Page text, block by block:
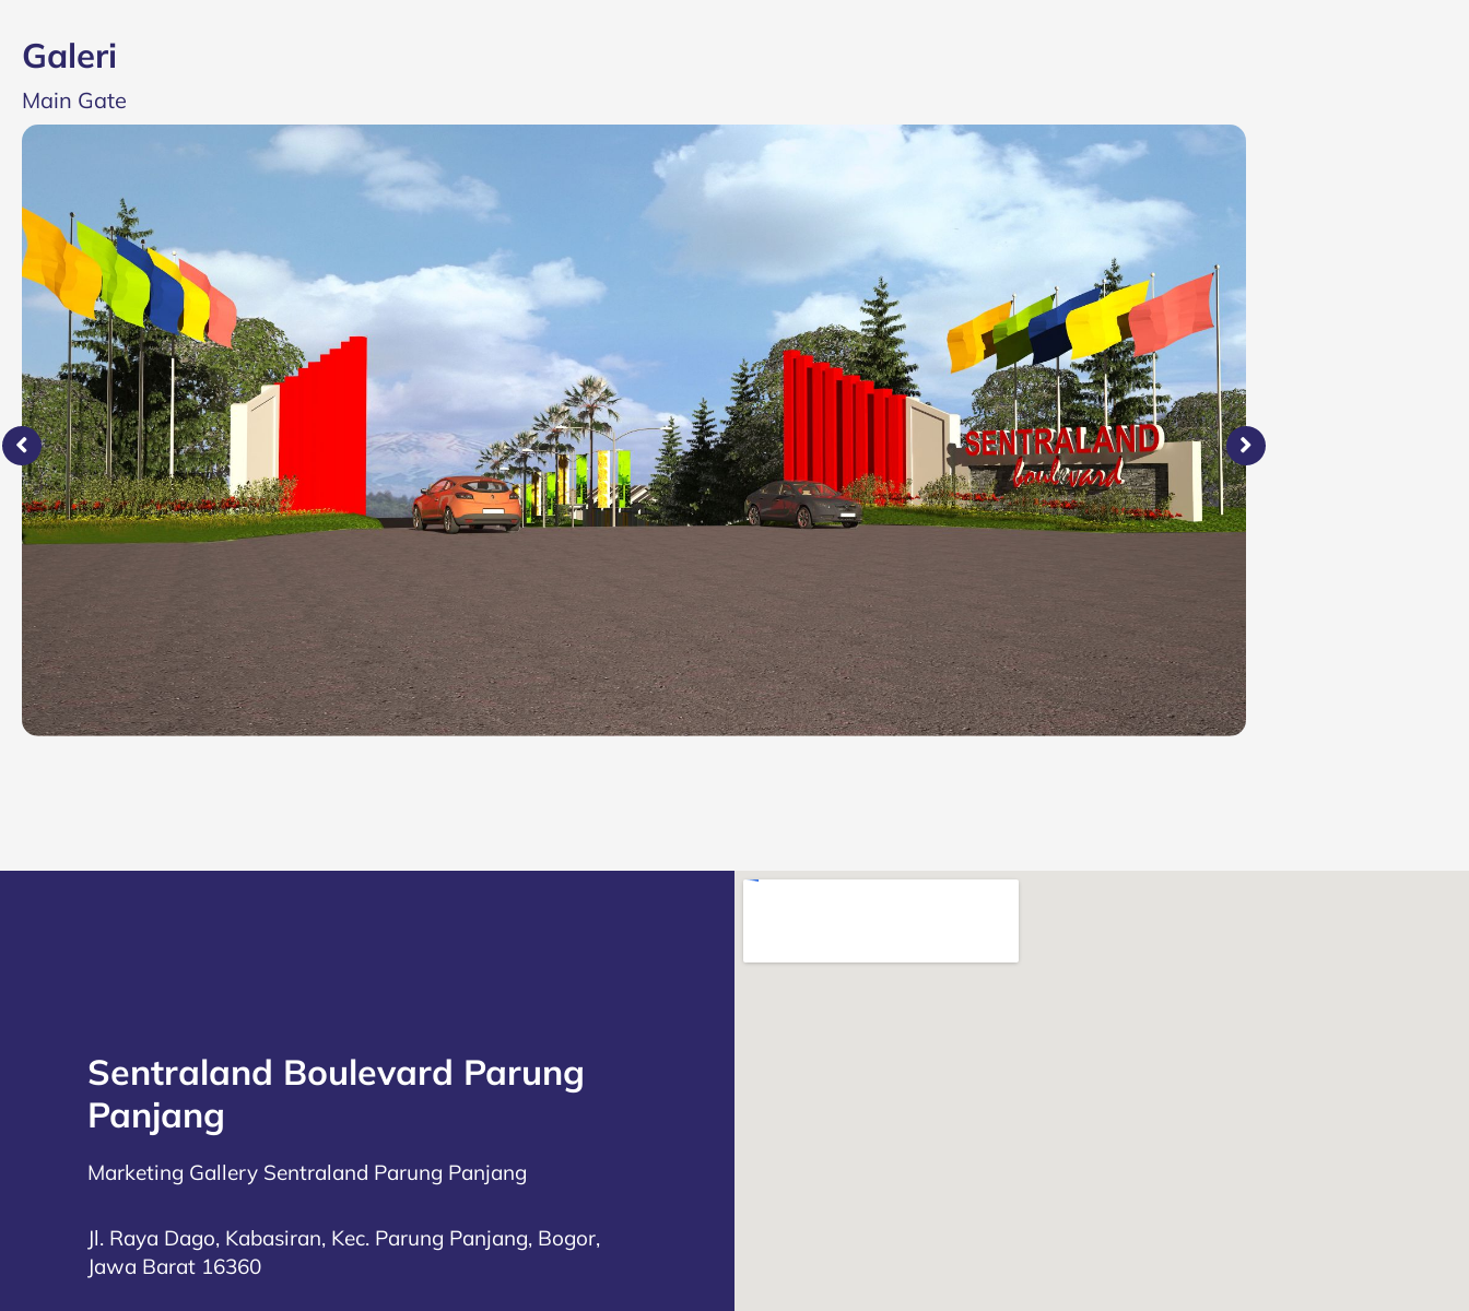
Galeri
Main Gate
Sentraland Boulevard Parung
Panjang
Marketing Gallery Sentraland Parung Panjang
Jl. Raya Dago, Kabasiran, Kec. Parung Panjang, Bogor,
Jawa Barat 16360